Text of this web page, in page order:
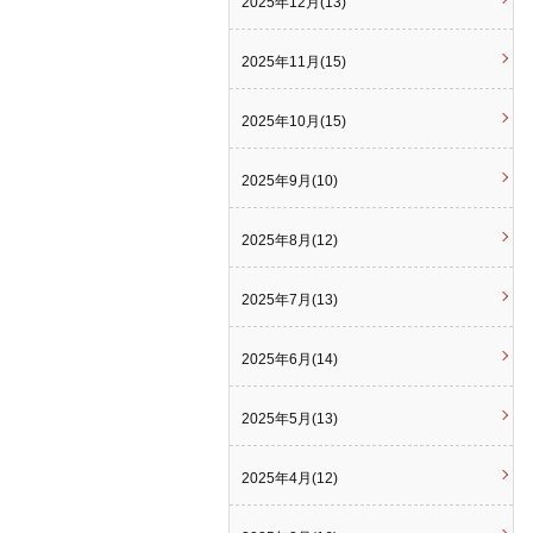
2025年11月(15)
2025年10月(15)
2025年9月(10)
2025年8月(12)
2025年7月(13)
2025年6月(14)
2025年5月(13)
2025年4月(12)